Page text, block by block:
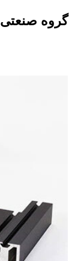
گروه صنعتی